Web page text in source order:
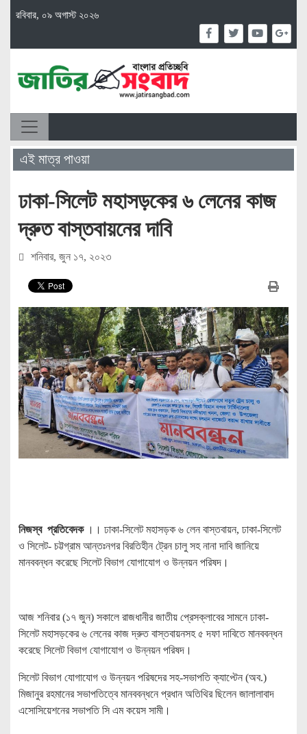
রবিবার, ০৯ অগাস্ট ২০২৬
এই মাত্র পাওয়া
ঢাকা-সিলেট মহাসড়কের ৬ লেনের কাজ
দ্রুত বাস্তবায়নের দাবি
শনিবার, জুন ১৭, ২০২৩
নিজস্ব প্রতিবেদক।। ঢাকা-সিলেট মহাসড়ক ৬ লেন বাস্তবায়ন, ঢাকা-সিলেট
ও সিলেট- চট্টগ্রাম আন্তঃনগর বিরতিহীন ট্রেন চালু সহ নানা দাবি জানিয়ে
মানববন্ধন করেছে সিলেট বিভাগ যোগাযোগ ও উন্নয়ন পরিষদ।
আজ শনিবার (১৭ জুন) সকালে রাজধানীর জাতীয় প্রেসক্লাবের সামনে ঢাকা-
সিলেট মহাসড়কের ৬ লেনের কাজ দ্রুত বাস্তবায়নসহ ৫ দফা দাবিতে মানববন্ধন
করেছে সিলেট বিভাগ যোগাযোগ ও উন্নয়ন পরিষদ।
সিলেট বিভাগ যোগাযোগ ও উন্নয়ন পরিষদের সহ-সভাপতি ক্যাপ্টেন (অব.)
মিজানুর রহমানের সভাপতিত্বে মানববন্ধনে প্রধান অতিথির ছিলেন জালালাবাদ
এসোসিয়েশনের সভাপতি সি এম কয়েস সামী।